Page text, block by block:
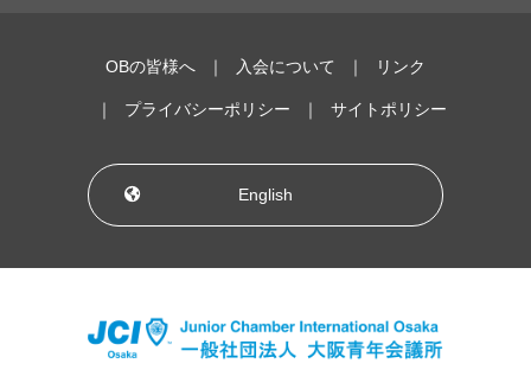
OBの皆様へ 入会について リンク
プライバシーポリシー サイトポリシー
English